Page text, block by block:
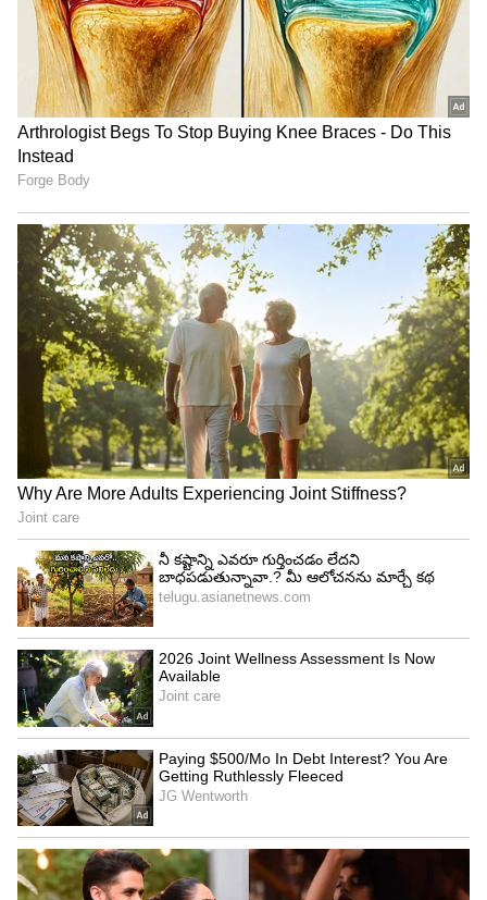
సీబీఐకు చెందిన అజయ్ కు నీటిలో కనపడ్డ అస్థి
పంజరాలు అసలుఎవరివి?
అలాగే 'దేవర'ని చంపింది ఎవరు?
చనిపోయినట్లు చూపించారు. అది చచ్చిపోతుందా? దేవర
పాత్ర సెకండాఫ్ లో మళ్లీ వస్తుందంటున్నారు. అతను
చనిపోలేదు అని చెప్తున్నారు. వీటితో పాటు వర ని జాన్వీ
పెళ్లి చేసుకుంటుందా వంటి విషయాలు సెకండ్ పార్ట్ లో
కొరటాల క్లారిటీ ఇస్తారు. ఇవ్వాల్సిన అవసరం ఉంది.
దంచుడే | Asianet News Telugu